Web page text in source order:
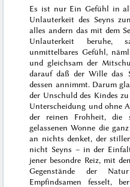
Es ist nur Ein Gefühl in
Unlauterkeit des Seyns
alles andern das mit dem
Unlauterkeit beruhe,
unmittelbares Gefühl,
und gleichsam der
darauf daß der Wille das
dessen annimmt. Darum
der Unschuld des Kindes
Unterscheidung und ohne
der reinen Frohheit, die
gelassenen Wonne die
an nichts denket, der
nicht Seyns – in der
jener besondre Reiz, mit
Gegenstände der
Empfindsamen fesselt,